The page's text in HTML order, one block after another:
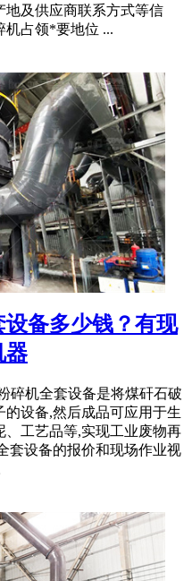
地及供应商联系方式等信
机占领*要地位 ...
备多少钱？有现
器
碎机全套设备是将煤矸石破
设备,然后成品可应用于生
、工艺品等,实现工业废物再
套设备的报价和现场作业视